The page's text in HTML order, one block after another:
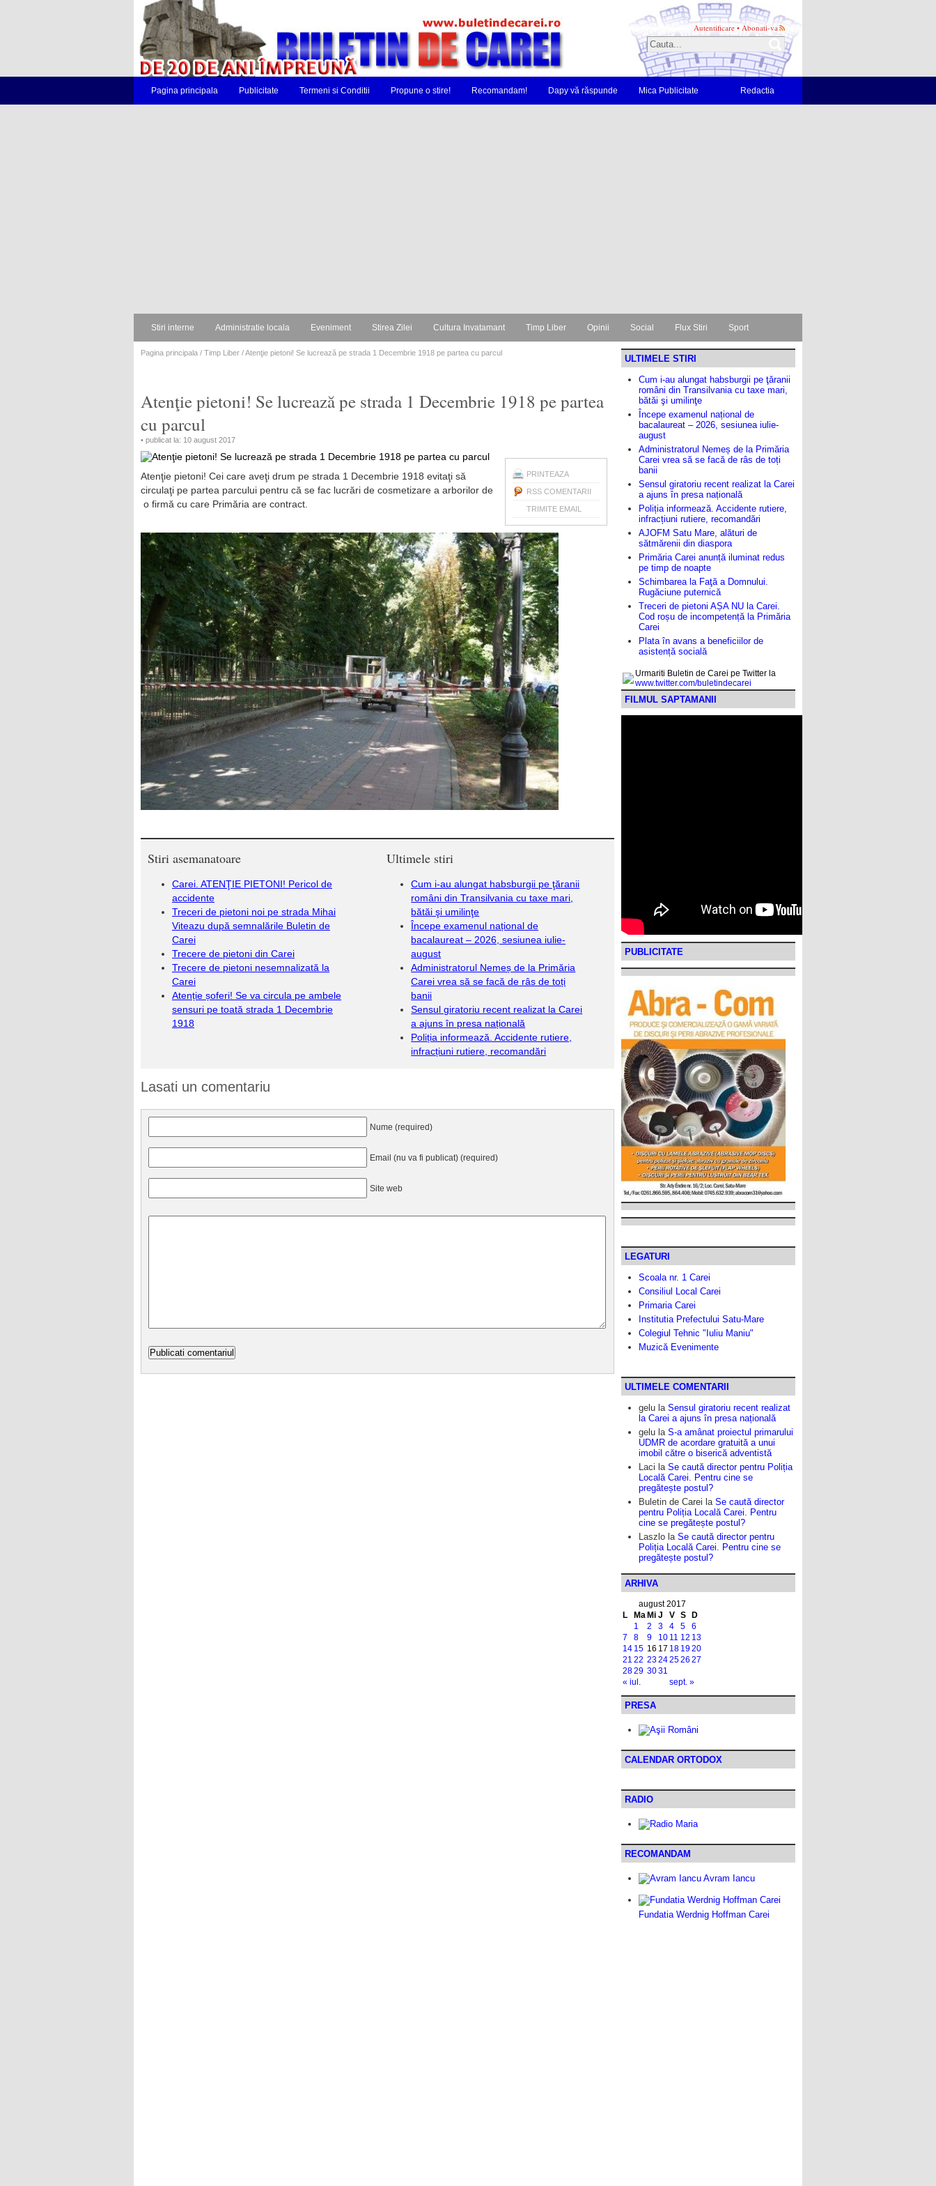
Autentificare • Abonati-va
Pagina principala Publicitate Termeni si Conditii Propune o stire! Recomandam! Dapy vă răspunde Mica Publicitate Redactia
Stiri interne Administratie locala Eveniment Stirea Zilei Cultura Invatamant Timp Liber Opinii Social Flux Stiri Sport
Pagina principala / Timp Liber / Atenţie pietoni! Se lucrează pe strada 1 Decembrie 1918 pe partea cu parcul
Atenţie pietoni! Se lucrează pe strada 1 Decembrie 1918 pe partea
cu parcul
• publicat la: 10 august 2017
PRINTEAZA
RSS COMENTARII
TRIMITE EMAIL
Atenţie pietoni! Cei care aveţi drum pe strada 1 Decembrie 1918 evitaţi să
circulaţi pe partea parcului pentru că se fac lucrări de cosmetizare a arborilor de
o firmă cu care Primăria are contract.
Stiri asemanatoare
Carei. ATENŢIE PIETONI! Pericol de
accidente
Treceri de pietoni noi pe strada Mihai
Viteazu după semnalările Buletin de
Carei
Trecere de pietoni din Carei
Trecere de pietoni nesemnalizată la
Carei
Atenție șoferi! Se va circula pe ambele
sensuri pe toată strada 1 Decembrie
1918
Ultimele stiri
Cum i-au alungat habsburgii pe ţăranii
români din Transilvania cu taxe mari,
bătăi şi umilinţe
Începe examenul național de
bacalaureat – 2026, sesiunea iulie-
august
Administratorul Nemeș de la Primăria
Carei vrea să se facă de râs de toți
banii
Sensul giratoriu recent realizat la Carei
a ajuns în presa națională
Poliția informează. Accidente rutiere,
infracțiuni rutiere, recomandări
Lasati un comentariu
Nume (required)
Email (nu va fi publicat) (required)
Site web
ULTIMELE STIRI
Cum i-au alungat habsburgii pe ţăranii
români din Transilvania cu taxe mari,
bătăi şi umilinţe
Începe examenul național de
bacalaureat – 2026, sesiunea iulie-
august
Administratorul Nemeș de la Primăria
Carei vrea să se facă de râs de toți
banii
Sensul giratoriu recent realizat la Carei
a ajuns în presa națională
Poliția informează. Accidente rutiere,
infracțiuni rutiere, recomandări
AJOFM Satu Mare, alături de
sătmărenii din diaspora
Primăria Carei anunță iluminat redus
pe timp de noapte
Schimbarea la Faţă a Domnului.
Rugăciune puternică
Treceri de pietoni AȘA NU la Carei.
Cod roșu de incompetență la Primăria
Carei
Plata în avans a beneficiilor de
asistență socială
Urmariti Buletin de Carei pe Twitter la
www.twitter.com/buletindecarei
FILMUL SAPTAMANII
PUBLICITATE
LEGATURI
Scoala nr. 1 Carei
Consiliul Local Carei
Primaria Carei
Institutia Prefectului Satu-Mare
Colegiul Tehnic "Iuliu Maniu"
Muzică Evenimente
ULTIMELE COMENTARII
gelu la Sensul giratoriu recent realizat
la Carei a ajuns în presa națională
gelu la S-a amânat proiectul primarului
UDMR de acordare gratuită a unui
imobil către o biserică adventistă
Laci la Se caută director pentru Poliția
Locală Carei. Pentru cine se
pregătește postul?
Buletin de Carei la Se caută director
pentru Poliția Locală Carei. Pentru
cine se pregătește postul?
Laszlo la Se caută director pentru
Poliția Locală Carei. Pentru cine se
pregătește postul?
ARHIVA
august 2017
L
Ma Mi J V S D
« iul. sept. »
1 2 3 4 5
6
7
8 9 10 11 12 13
14 15 16 17 18 1920
21 22 23242526 27
2829 3031
PRESA
CALENDAR ORTODOX
RADIO
RECOMANDAM
Avram Iancu
Fundatia Werdnig Hoffman Carei